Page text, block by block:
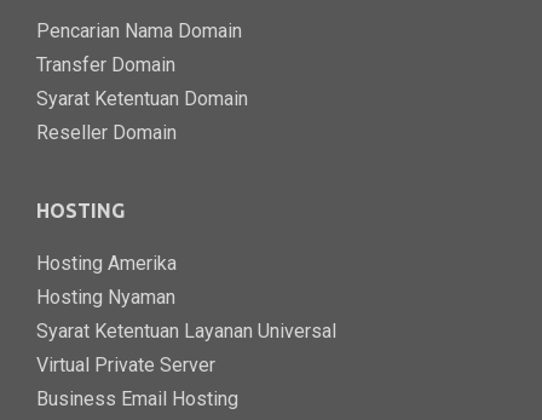
Pencarian Nama Domain
Transfer Domain
Syarat Ketentuan Domain
Reseller Domain
HOSTING
Hosting Amerika
Hosting Nyaman
Syarat Ketentuan Layanan Universal
Virtual Private Server
Business Email Hosting